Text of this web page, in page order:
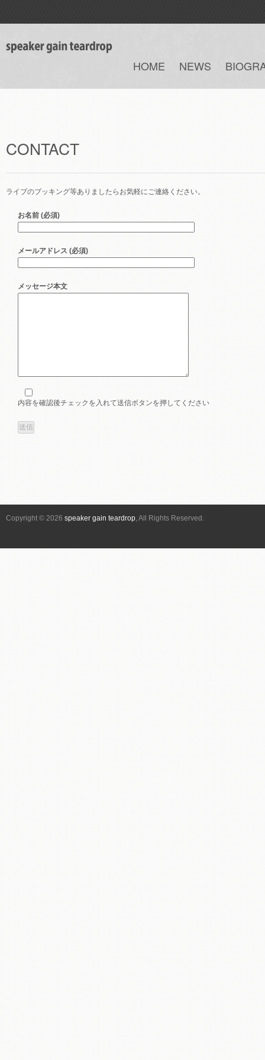
HOME NEWS
CONTACT
ライブのブッキング等ありましたらお気軽にご連絡ください。
お名前 (必須)
メールアドレス (必須)
メッセージ本文
内容を確認後チェックを入れて送信ボタンを押してください
Copyright © 2026 speaker gain teardrop, All Rights Reserved.